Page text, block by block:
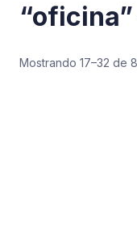
Mostrando 17–32 de